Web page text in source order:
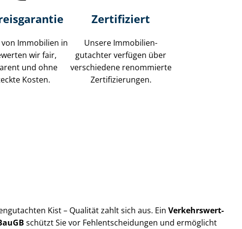
Immobilien in
wir fair,
und ohne
Kosten.
Zertifiziert
Unsere Immobilien­
gutachter verfügen über
verschiedene renommierte
Zer­ti­fi­zie­run­gen.
Kist – Qualität zahlt sich aus. Ein Ver­kehrs­wert­
schützt Sie vor Fehl­ent­schei­dun­gen und ermöglicht